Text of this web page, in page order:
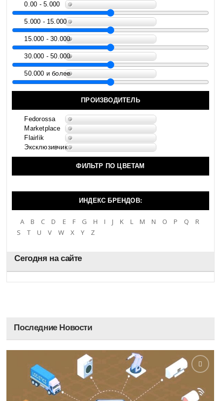
0.00 - 5.000
5.000 - 15.000
15.000 - 30.000
30.000 - 50.000
50.000 и более
ПРОИЗВОДИТЕЛЬ
Fedorossa
Marketplace
Flairlik
Эксклюзивчик
ФИЛЬТР ПО ЦВЕТАМ
ИНДЕКС БРЕНДОВ:
A B C D E F G H I J K L M N O P Q
R
S
T U V W X Y Z
Сегодня на сайте
Последние Новости